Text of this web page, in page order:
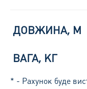
ДОВЖИНА, М
ВАГА, КГ
* - Рахунок буде